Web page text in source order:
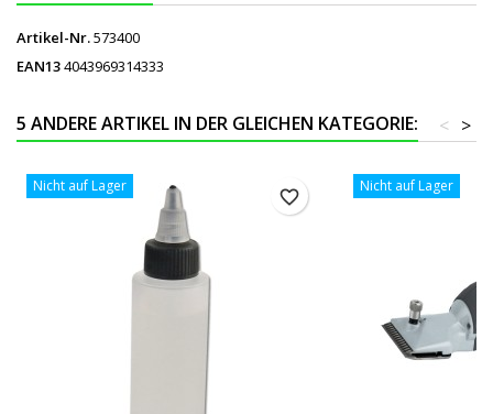
Artikel-Nr.573400
EAN134043969314333
5 ANDERE ARTIKEL IN DER GLEICHEN KATEGORIE: >
<
Nicht auf Lager
favorite_border
Nicht auf Lager